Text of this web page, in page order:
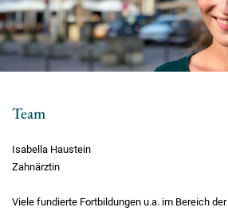
Team
Isabella Haustein
Zahnärztin
Viele fundierte Fortbildungen u.a. im Bereich der